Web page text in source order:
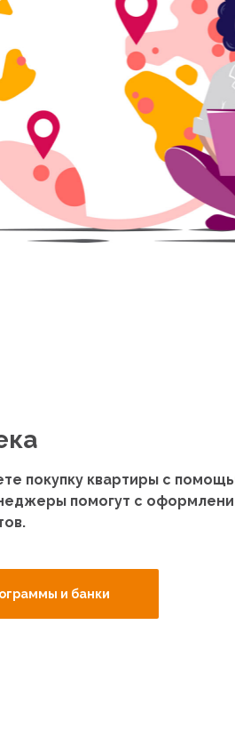
покупку квартиры с
помогут с
и банки